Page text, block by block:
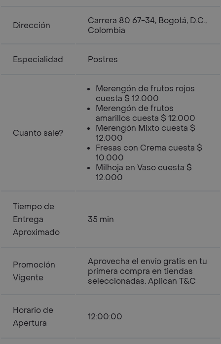
Dirección
Carrera 80 67-34, Bogotá, D.C.,
Colombia
Especialidad Postres
Cuanto sale?
Merengón de frutos rojos
cuesta $ 12.000
Merengón de frutos
amarillos cuesta $ 12.000
Merengón Mixto cuesta $
12.000
Fresas con Crema cuesta $
10.000
Milhoja en Vaso cuesta $
12.000
Tiempo de
Entrega
Aproximado
35 min
Promoción
Vigente
Aprovecha el envío gratis en tu
primera compra en tiendas
seleccionadas. Aplican T&C
Horario de
Apertura
12:00:00